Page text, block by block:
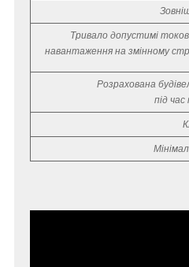
Тривало допустимі
навантаження на змінному
Розрахована
під